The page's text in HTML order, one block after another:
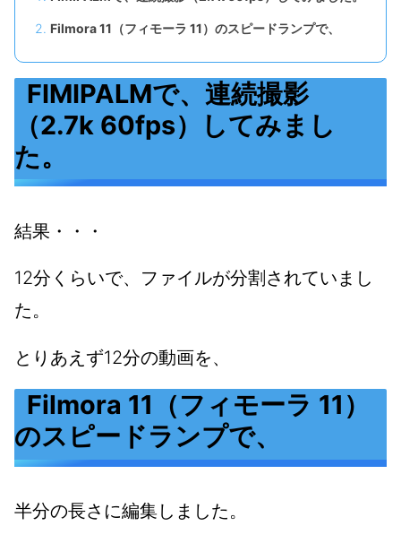
Filmora 11（フィモーラ 11）のスピードランプで、
FIMIPALMで、連続撮影
（2.7k 60fps）してみまし
た。
結果・・・
12分くらいで、ファイルが分割されていまし
た。
とりあえず12分の動画を、
Filmora 11（フィモーラ 11）
のスピードランプで、
半分の長さに編集しました。